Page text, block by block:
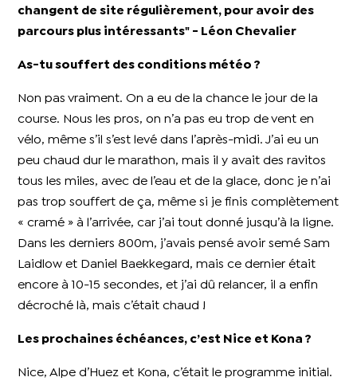
changent de site régulièrement, pour avoir des
parcours plus intéressants" - Léon Chevalier
As-tu souffert des conditions météo ?
Non pas vraiment. On a eu de la chance le jour de la
course. Nous les pros, on n’a pas eu trop de vent en
vélo, même s’il s’est levé dans l’après-midi. J’ai eu un
peu chaud dur le marathon, mais il y avait des ravitos
tous les miles, avec de l’eau et de la glace, donc je n’ai
pas trop souffert de ça, même si je finis complètement
« cramé » à l’arrivée, car j’ai tout donné jusqu’à la ligne.
Dans les derniers 800m, j’avais pensé avoir semé Sam
Laidlow et Daniel Baekkegard, mais ce dernier était
encore à 10-15 secondes, et j’ai dû relancer, il a enfin
décroché là, mais c’était chaud !
Les prochaines échéances, c’est Nice et Kona ?
Nice, Alpe d’Huez et Kona, c’était le programme initial.